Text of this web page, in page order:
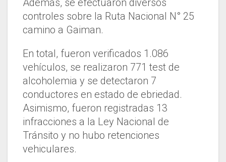
Además, se efectuaron diversos
controles sobre la Ruta Nacional N° 25
camino a Gaiman.
En total, fueron verificados 1.086
vehículos, se realizaron 771 test de
alcoholemia y se detectaron 7
conductores en estado de ebriedad.
Asimismo, fueron registradas 13
infracciones a la Ley Nacional de
Tránsito y no hubo retenciones
vehiculares.